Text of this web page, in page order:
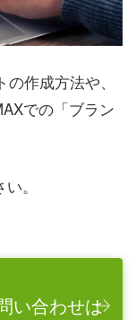
作成方法や、
での「ブラン
。
い合わせは